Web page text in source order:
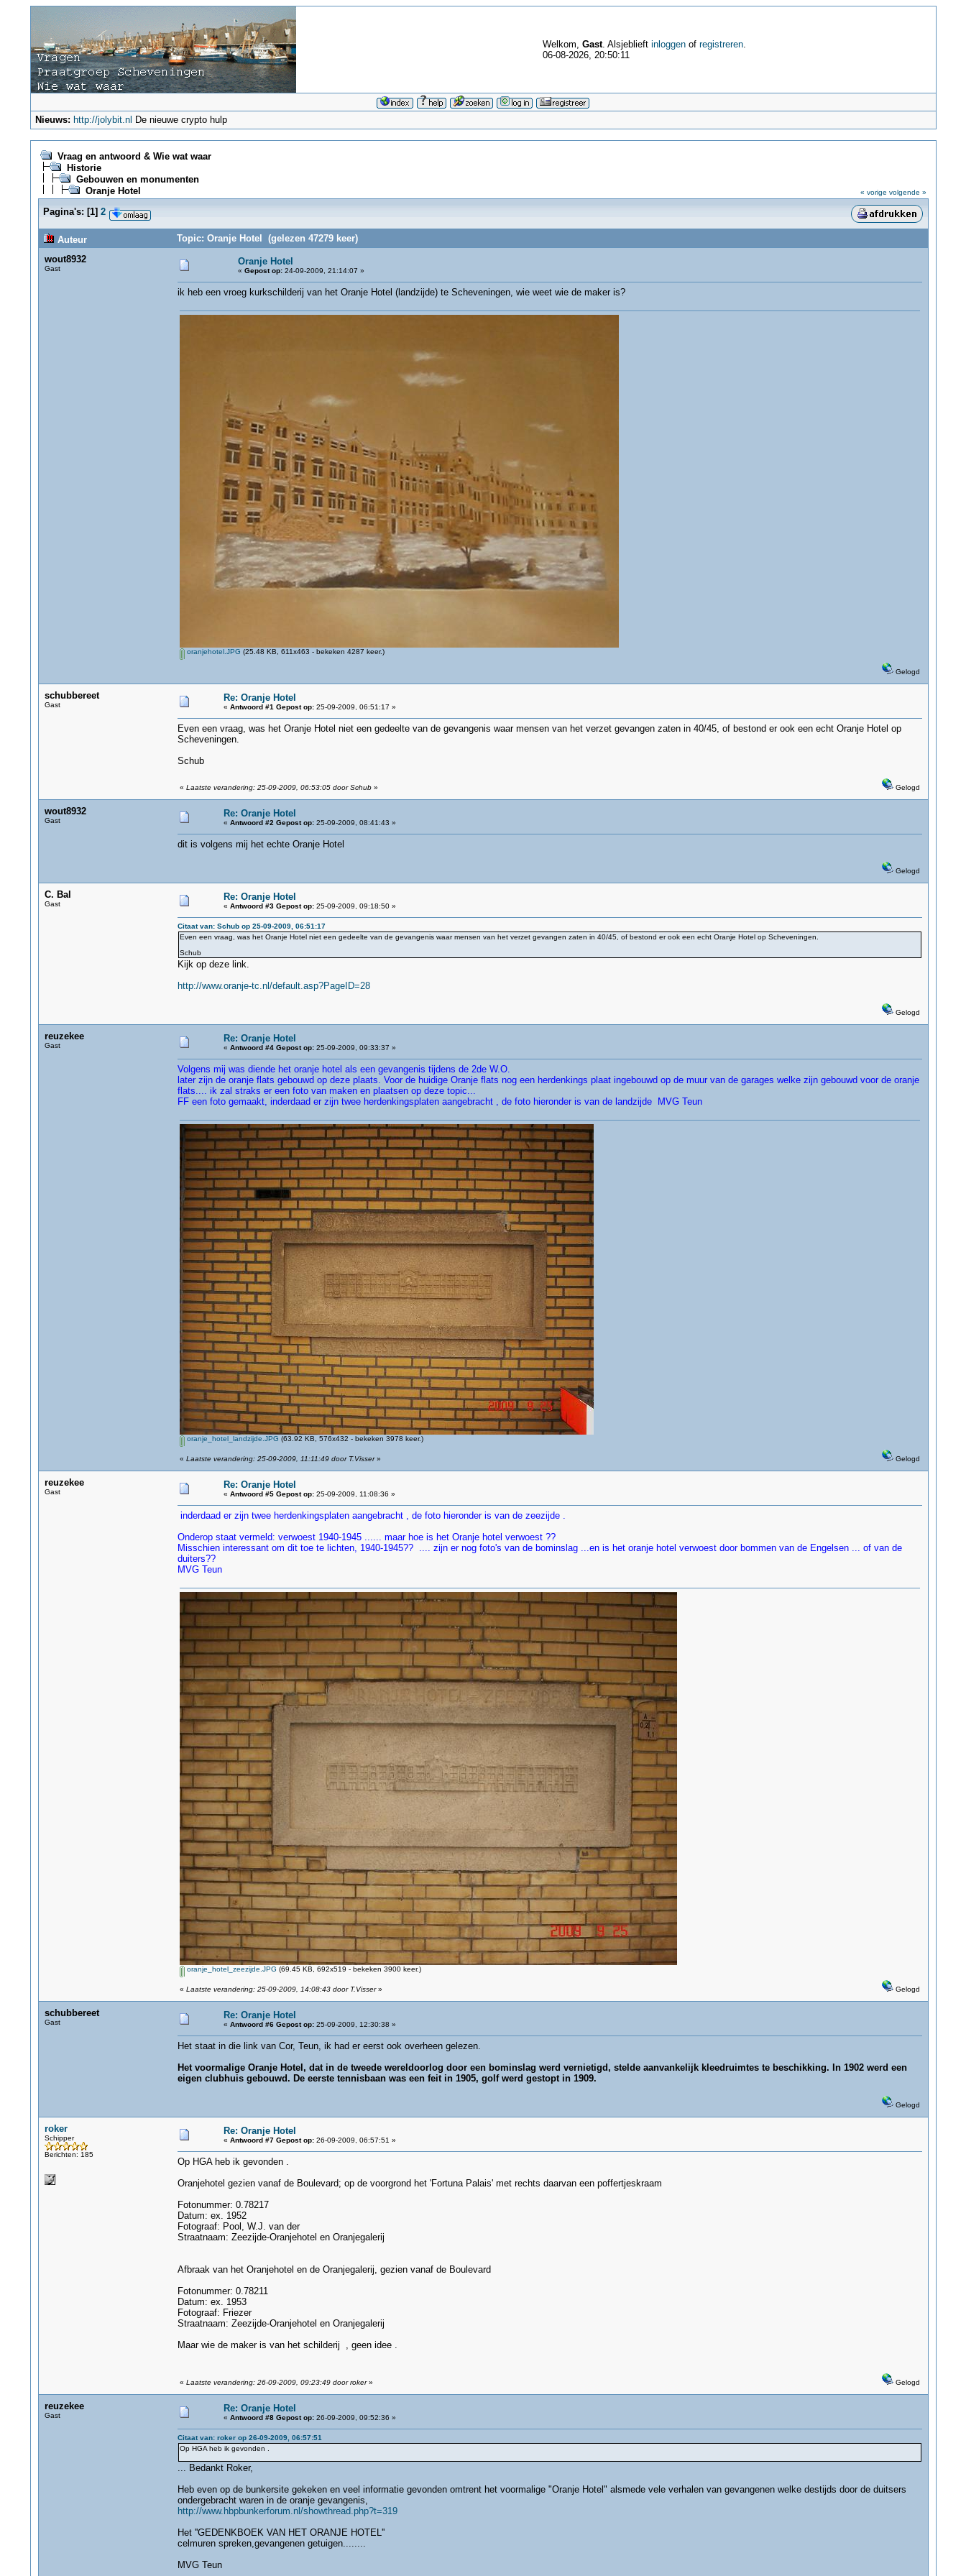
Welkom, Gast. Alsjeblieft inloggenof registreren.
06-08-2026, 20:50:11
Nieuws: http://jolybit.nl De nieuwe crypto hulp
Vraag en antwoord & Wie wat waar
Historie
Gebouwen en monumenten
Oranje Hotel
« vorige volgende »
Pagina's: [1] 2
Auteur
Topic: Oranje Hotel (gelezen 47279 keer)
wout8932
Gast
Oranje Hotel
« Gepost op:24-09-2009, 21:14:07 »
ik heb een vroeg kurkschilderij van het Oranje Hotel (landzijde) te Scheveningen, wie weet wie de maker is?
oranjehotel.JPG (25.48 KB, 611x463 - bekeken 4287 keer.)
Gelogd
schubbereet
Gast
Re: Oranje Hotel
« Antwoord #1 Gepost op:25-09-2009, 06:51:17 »
Even een vraag, was het Oranje Hotel niet een gedeelte van de gevangenis waar mensen van het verzet gevangen zaten in 40/45, of bestond er ook een echt Oranje Hotel op
Scheveningen.
Schub
« Laatste verandering: 25-09-2009, 06:53:05 door Schub» Gelogd
wout8932
Gast
Re: Oranje Hotel
« Antwoord #2 Gepost op:25-09-2009, 08:41:43 »
dit is volgens mij het echte Oranje Hotel
Gelogd
C. Bal
Gast
Re: Oranje Hotel
« Antwoord #3 Gepost op:25-09-2009, 09:18:50 »
Citaat van: Schub op 25-09-2009, 06:51:17
Even een vraag, was het Oranje Hotel niet een gedeelte van de gevangenis waar mensen van het verzet gevangen zaten in 40/45, of bestond er ook een echt Oranje Hotel op Scheveningen.
Schub
Kijk op deze link.
http://www.oranje-tc.nl/default.asp?PageID=28
Gelogd
reuzekee
Gast
Re: Oranje Hotel
« Antwoord #4 Gepost op:25-09-2009, 09:33:37 »
Volgens mij was diende het oranje hotel als een gevangenis tijdens de 2de W.O.
later zijn de oranje flats gebouwd op deze plaats. Voor de huidige Oranje flats nog een herdenkings plaat ingebouwd op de muur van de garages welke zijn gebouwd voor de oranje
flats.... ik zal straks er een foto van maken en plaatsen op deze topic...
FF een foto gemaakt, inderdaad er zijn twee herdenkingsplaten aangebracht , de foto hieronder is van de landzijde MVG Teun
oranje_hotel_landzijde.JPG (63.92 KB, 576x432 - bekeken 3978 keer.)
« Laatste verandering: 25-09-2009, 11:11:49 door T.Visser» Gelogd
reuzekee
Gast
Re: Oranje Hotel
« Antwoord #5 Gepost op:25-09-2009, 11:08:36 »
inderdaad er zijn twee herdenkingsplaten aangebracht , de foto hieronder is van de zeezijde .
Onderop staat vermeld: verwoest 1940-1945 ...... maar hoe is het Oranje hotel verwoest ??
Misschien interessant om dit toe te lichten, 1940-1945?? .... zijn er nog foto's van de bominslag ...en is het oranje hotel verwoest door bommen van de Engelsen ... of van de
duiters??
MVG Teun
oranje_hotel_zeezijde.JPG (69.45 KB, 692x519 - bekeken 3900 keer.)
« Laatste verandering: 25-09-2009, 14:08:43 door T.Visser» Gelogd
schubbereet
Gast
Re: Oranje Hotel
« Antwoord #6 Gepost op:25-09-2009, 12:30:38 »
Het staat in die link van Cor, Teun, ik had er eerst ook overheen gelezen.
Het voormalige Oranje Hotel, dat in de tweede wereldoorlog door een bominslag werd vernietigd, stelde aanvankelijk kleedruimtes te beschikking. In 1902 werd een
eigen clubhuis gebouwd. De eerste tennisbaan was een feit in 1905, golf werd gestopt in 1909.
Gelogd
roker
Schipper
Berichten: 185
Re: Oranje Hotel
« Antwoord #7 Gepost op:26-09-2009, 06:57:51 »
Op HGA heb ik gevonden .
Oranjehotel gezien vanaf de Boulevard; op de voorgrond het 'Fortuna Palais' met rechts daarvan een poffertjeskraam
Fotonummer: 0.78217
Datum: ex. 1952
Fotograaf: Pool, W.J. van der
Straatnaam: Zeezijde-Oranjehotel en Oranjegalerij
Afbraak van het Oranjehotel en de Oranjegalerij, gezien vanaf de Boulevard
Fotonummer: 0.78211
Datum: ex. 1953
Fotograaf: Friezer
Straatnaam: Zeezijde-Oranjehotel en Oranjegalerij
Maar wie de maker is van het schilderij , geen idee .
« Laatste verandering: 26-09-2009, 09:23:49 door roker» Gelogd
reuzekee
Gast
Re: Oranje Hotel
« Antwoord #8 Gepost op:26-09-2009, 09:52:36 »
Citaat van: roker op 26-09-2009, 06:57:51
Op HGA heb ik gevonden .
... Bedankt Roker,
Heb even op de bunkersite gekeken en veel informatie gevonden omtrent het voormalige "Oranje Hotel" alsmede vele verhalen van gevangenen welke destijds door de duitsers
ondergebracht waren in de oranje gevangenis,
http://www.hbpbunkerforum.nl/showthread.php?t=319
Het ''GEDENKBOEK VAN HET ORANJE HOTEL''
celmuren spreken,gevangenen getuigen........
MVG Teun